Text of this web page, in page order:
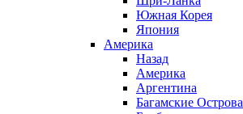
Южная Корея
Япония
Америка
Назад
Америка
Аргентина
Багамские Острова